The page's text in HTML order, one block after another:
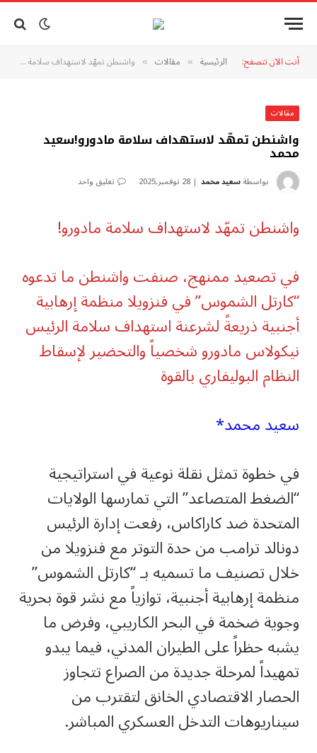
أنت الآن تتصفح: الرئيسية » مقالات » واشنطن تمهّد لاستهداف سلامة مادورو!سعيد محمد
مقالات
واشنطن تمهّد لاستهداف سلامة مادورو!سعيد
محمد
بواسطةسعيد محمد 28 نوفمبر,2025 تعليق واحد
واشنطن تمهّد لاستهداف سلامة مادورو!
في تصعيد ممنهج، صنفت واشنطن ما تدعوه
“كارتل الشموس” في فنزويلا منظمة إرهابية
أجنبية ذريعةً لشرعنة استهداف سلامة الرئيس
نيكولاس مادورو شخصياً والتحضير لإسقاط
النظام البوليفاري بالقوة
سعيد محمد*
في خطوة تمثل نقلة نوعية في استراتيجية
“الضغط المتصاعد” التي تمارسها الولايات
المتحدة ضد كاراكاس، رفعت إدارة الرئيس
دونالد ترامب من حدة التوتر مع فنزويلا من
خلال تصنيف ما تسميه بـ “كارتل الشموس”
منظمة إرهابية أجنبية، توازياً مع نشر قوة بحرية
وجوية ضخمة في البحر الكاريبي، وفرض ما
يشبه حظراً على الطيران المدني، فيما يبدو
تمهيداً لمرحلة جديدة من الصراع تتجاوز
الحصار الاقتصادي الخانق لتقترب من
سيناريوهات التدخل العسكري المباشر.